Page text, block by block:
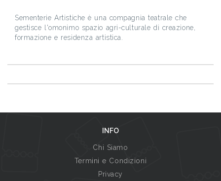
Sementerie Artistiche è una compagnia teatrale che
gestisce l'omonimo spazio agri-culturale di creazione,
formazione e residenza artistica.
INFO
Chi Siamo
Termini e Condizioni
Privacy